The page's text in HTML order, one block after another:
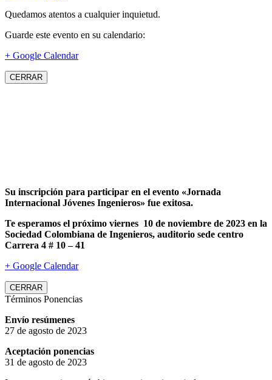
Quedamos atentos a cualquier inquietud.
Guarde este evento en su calendario:
+ Google Calendar
CERRAR
Su inscripción para participar en el evento «Jornada
Internacional Jóvenes Ingenieros» fue exitosa.
Te esperamos el próximo viernes 10 de noviembre de 2023 en la
Sociedad Colombiana de Ingenieros, auditorio sede centro
Carrera 4 # 10 – 41
+ Google Calendar
CERRAR
Términos Ponencias
Envío resúmenes
27 de agosto de 2023
Aceptación ponencias
31 de agosto de 2023